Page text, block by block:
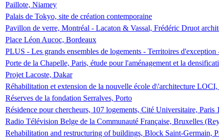
Paillote, Niamey
Palais de Tokyo, site de création contemporaine
Pavillon de verre, Montréal - Lacaton & Vassal, Frédéric Druot
Place Léon Aucoc, Bordeaux
PLUS - Les grands ensembles de logements - Territoires
Porte de la Chapelle, Paris, étude pour l'aménagement et la
Projet Lacoste, Dakar
Réhabilitation et extension de la nouvelle école d\'architecture
Réserves de la fondation Serralves, Porto
Résidence pour chercheurs, 107 logements, Cité Universitaire, Paris
Radio Télévision Belge de la Communauté Française, Bruxelles
Rehabilitation and restructuring of buildings, Block Saint-Germain,